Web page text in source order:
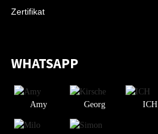
Zertifikat
WHATSAPP
Amy Georg ICH